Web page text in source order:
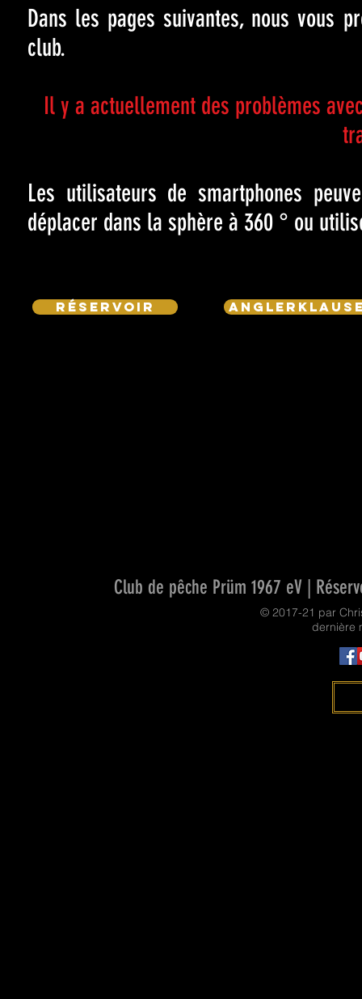
Dans les pages suivantes, nous vous
club.
Il y a actuellement des problèmes
Les utilisateurs de smartphones
déplacer dans la sphère à 360 ° ou
Réservoir
Club de pêche Prüm 1967 eV |
© 2017-21 par
dernière